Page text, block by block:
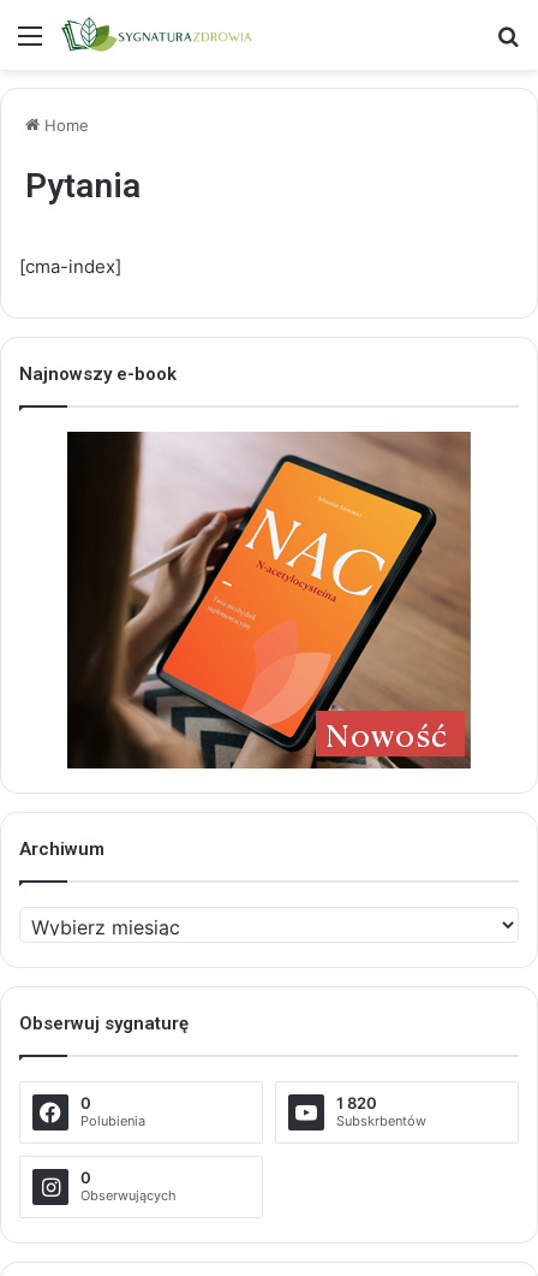
Menu
Home
Pytania
[cma-index]
Najnowszy e-book
Archiwum
Archiwum
Obserwuj sygnaturę
0
Polubienia
1 820
Subskrbentów
0
Obserwujących